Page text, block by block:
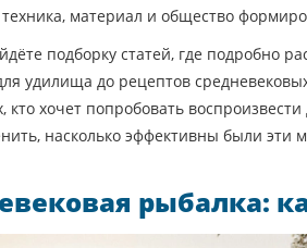
техника, материал и общество
подборку статей, где подробно
удилища до рецептов
кто хочет попробовать
насколько эффективны были эти
рыбалка: